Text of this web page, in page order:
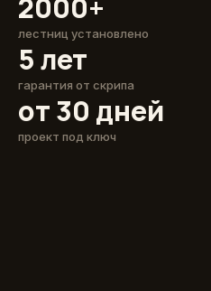
лестниц установлено
5 лет
гарантия от скрипа
от 30 дней
проект под ключ